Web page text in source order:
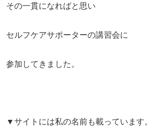
その一貫になればと思い
セルフケアサポーターの講習会に
参加してきました。
▼サイトには私の名前も載っています。